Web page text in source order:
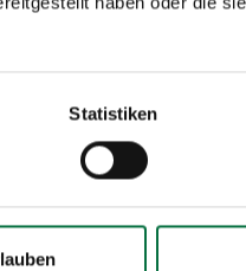
Statistiken